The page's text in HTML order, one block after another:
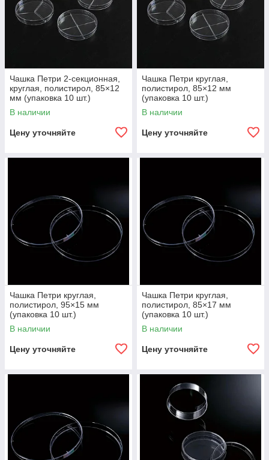
Чашка Петри 2-секционная,
круглая, полистирол, 85×12
мм (упаковка 10 шт.)
В наличии
Цену уточняйте
Чашка Петри круглая,
полистирол, 85×12 мм
(упаковка 10 шт.)
В наличии
Цену уточняйте
Чашка Петри круглая,
полистирол, 95×15 мм
(упаковка 10 шт.)
В наличии
Цену уточняйте
Чашка Петри круглая,
полистирол, 85×17 мм
(упаковка 10 шт.)
В наличии
Цену уточняйте